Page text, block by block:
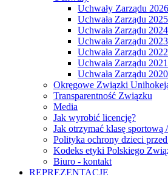
Uchwały Zarządu 2026
Uchwała Zarządu 2025
Uchwała Zarządu 2024
Uchwała Zarządu 2023
Uchwała Zarządu 2022
Uchwała Zarządu 2021
Uchwała Zarządu 2020
Okręgowe Związki
Transparentność Związku
Media
Jak wyrobić licencję?
Jak otrzymać klasę sportową
Polityka ochrony dzieci
Kodeks etyki Polskiego
Biuro - kontakt
REPREZENTACJE